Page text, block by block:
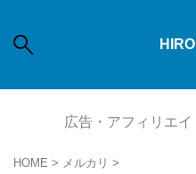
広告・アフィリエイ
HOME > メルカリ >